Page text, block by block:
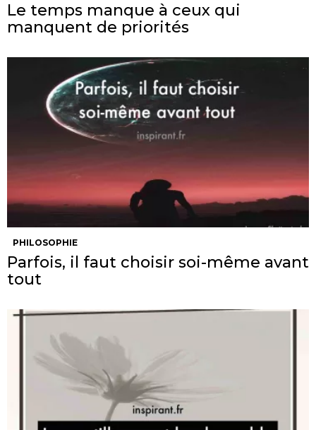
Le temps manque à ceux qui
manquent de priorités
PHILOSOPHIE
Parfois, il faut choisir soi-même avant
tout